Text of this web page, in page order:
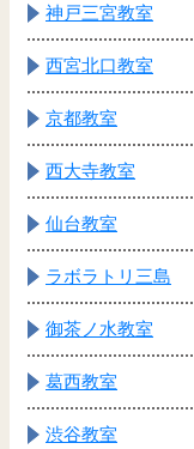
神戸三宮教室
西宮北口教室
京都教室
西大寺教室
仙台教室
ラボラトリ三島
御茶ノ水教室
葛西教室
渋谷教室